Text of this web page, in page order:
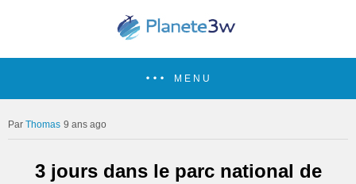
MENU
Thomas 9 ans ago
3 jours dans le parc national de